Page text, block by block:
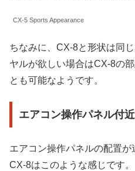
CX-5 Sports Appearance
ちなみに、CX-8と形状は同
ヤルが欲しい場合はCX-8の
とも可能なようです。
エアコン操作パネル付
エアコン操作パネルの配置が
CX-8はこのような感じです。